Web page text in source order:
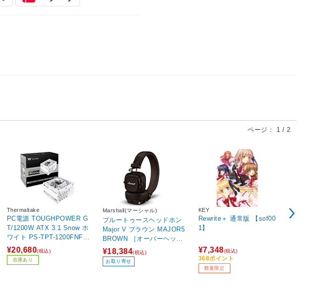
ページ： 1 / 2
Thermaltake
PC電源 TOUGHPOWER G
T/1200W ATX 3.1 Snow ホ
ワイト PS-TPT-1200FNFAG
J-W ［1200W /ATX /80PLU
S Gold］
¥20,680(税込)
在庫あり
Marshall(マーシャル)
ブルートゥースヘッドホン
Major V ブラウン MAJOR5
BROWN ［オーバーヘッド
型 /Bluetooth対応 /φ3.5mm
ミニプラグ］
¥18,384(税込)
お取り寄せ
KEY
Rewrite＋ 通常版 【sof00
1】
¥7,348(税込)
368ポイント
数量限定